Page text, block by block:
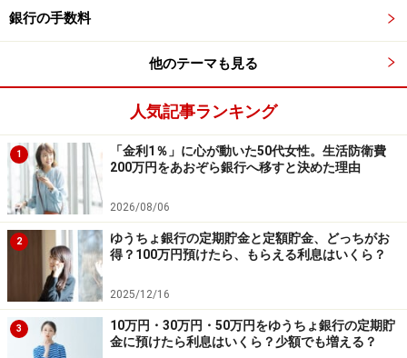
・利息計算方法：半年複利
●シミュレーション結果
・積立の元利合計額：60万6210円（税引後）
なお、利息からは一律20.315％の税金が引かれます。
自動積立定額貯金の金利は高いとは言えず、5年後の利
息もそう多くはありません。しかし、「積み立てるお金
が減らない」「自動で貯まる」という点は強みです。
参照：自動積立定額貯金 ゆうちょ銀行
積立額の理想的な目安は「生活スタイル」
で決まる
銀行の手数料
他のテーマも見る
人気記事ランキング
1
「金利1％」に心が動いた50代女性。生活防衛費
200万円をあおぞら銀行へ移すと決めた理由
2026/08/06
2
ゆうちょ銀行の定期貯金と定額貯金、どっちがお
得？100万円預けたら、もらえる利息はいくら？
2025/12/16
3
10万円・30万円・50万円をゆうちょ銀行の定期貯
金に預けたら利息はいくら？少額でも増える？